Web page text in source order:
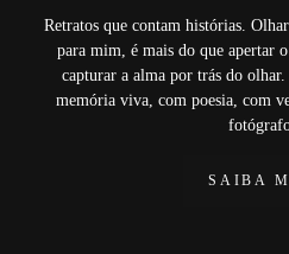
Retratos que contam histórias.
para mim, é mais do que apertar
capturar a alma por trás do
memória viva, com poesia, com
SAIBA